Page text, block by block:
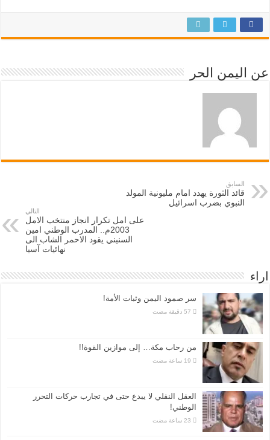
عن اليمن الحر
السابق
قائد الثورة يهدد امام مليونية المولد
النبوي بضرب اسرائيل
التالي
على امل تكرار انجاز منتخب الامل
2003م.. المدرب الوطني امين
السنيني يقود الاحمر الشاب الى
نهائيات آسيا
اراء
سر صمود اليمن وثبات الأمة!
من رحاب مكة… إلى موازين القوة!!
العقل النقلي لا يبدع حتى في تجارب حركات التحرر
الوطني!